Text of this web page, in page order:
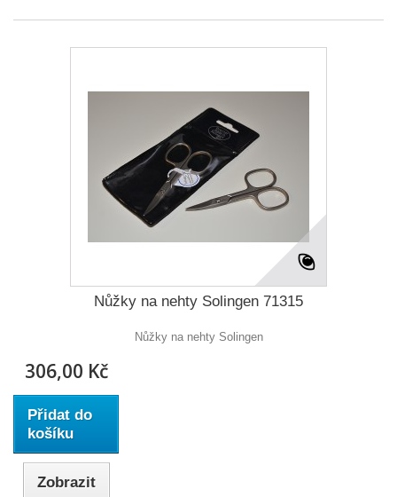
Nůžky na nehty Solingen 71315
Nůžky na nehty Solingen
306,00 Kč
Přidat do
košíku
Zobrazit